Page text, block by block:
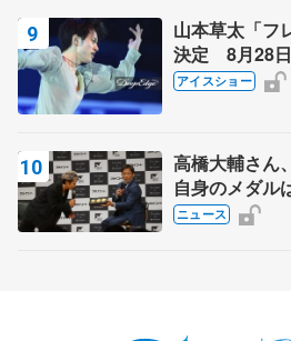
山本草太「フ
決定 8月28
静香さんプロ
アイスショー
高橋大輔さん
自身のメダ
ス兄弟〟オリ
ニュース